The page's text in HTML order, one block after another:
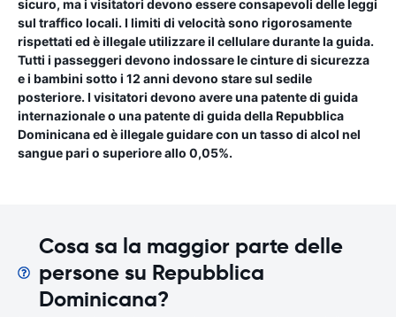
sicuro, ma i visitatori devono essere consapevoli delle leggi
sul traffico locali. I limiti di velocità sono rigorosamente
rispettati ed è illegale utilizzare il cellulare durante la guida.
Tutti i passeggeri devono indossare le cinture di sicurezza
e i bambini sotto i 12 anni devono stare sul sedile
posteriore. I visitatori devono avere una patente di guida
internazionale o una patente di guida della Repubblica
Dominicana ed è illegale guidare con un tasso di alcol nel
sangue pari o superiore allo 0,05%.
Cosa sa la maggior parte delle
persone su Repubblica
Dominicana?